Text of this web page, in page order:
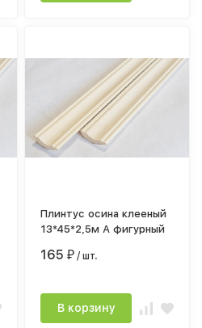
Плинтус осина клееный
13*45*2,5м А фигурный
165₽ / шт.
В корзину